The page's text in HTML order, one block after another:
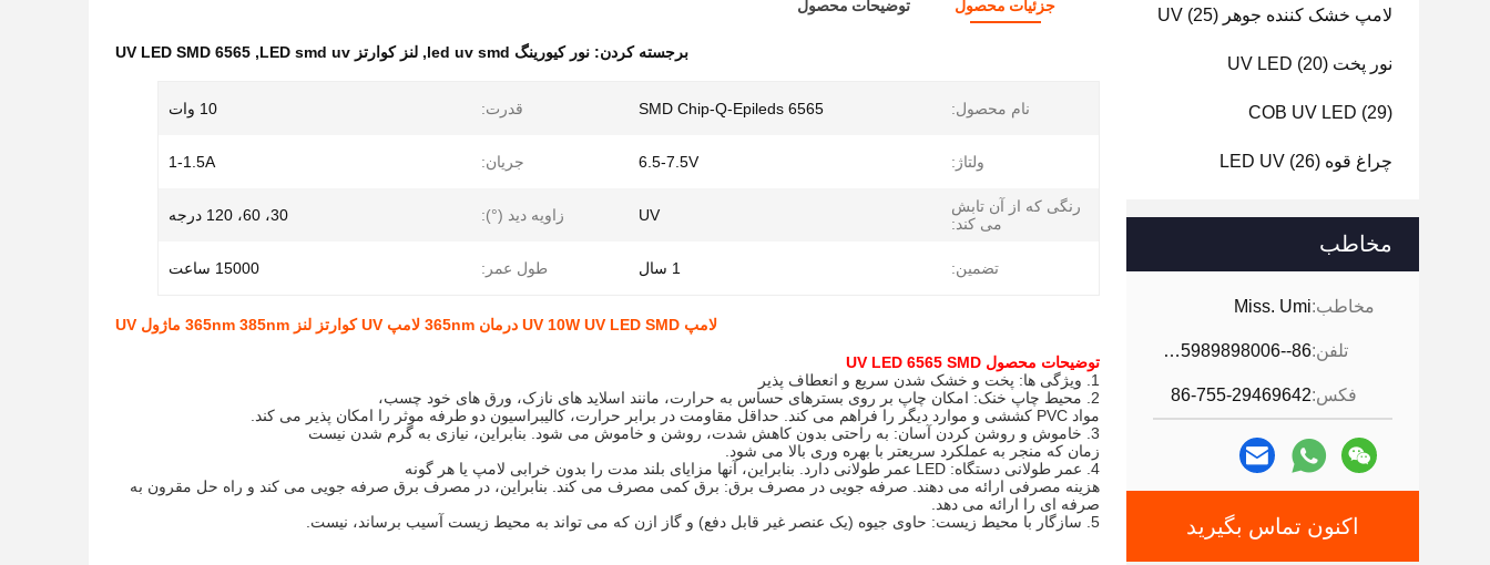
لامپ خشک کننده جوهر UV (25)
نور پخت UV LED (20)
COB UV LED (29)
چراغ قوه LED UV (26)
مخاطب
مخاطب:Miss. Umi
تلفن: 86--18926468268-15989898006
فکس:86-755-29469642
اکنون تماس بگیرید
جزئیات محصول توضیحات محصول
برجسته کردن: نور کیورینگ led uv smd , لنز کوارتز LED smd uv ,
UV LED SMD 6565
نام محصول: 6565 SMD Chip-Q-Epileds قدرت: 10 وات
ولتاژ: 6.5-7.5V جریان: 1-1.5A
رنگی که از آن تابش
می کند:
UV زاویه دید (°): 30، 60، 120 درجه
تضمین: 1 سال طول عمر: 15000 ساعت
لامپ UV 10W UV LED SMD درمان 365nm لامپ UV کوارتز لنز 365nm 385nm ماژول UV
توضیحات محصول UV LED 6565 SMD
1. ویژگی ها: پخت و خشک شدن سریع و انعطاف پذیر
2. محیط چاپ خنک: امکان چاپ بر روی بسترهای حساس به حرارت، مانند اسلاید های نازک، ورق های خود چسب،
مواد PVC کششی و موارد دیگر را فراهم می کند. حداقل مقاومت در برابر حرارت، کالیبراسیون دو طرفه موثر را امکان پذیر می کند.
3. خاموش و روشن کردن آسان: به راحتی بدون کاهش شدت، روشن و خاموش می شود. بنابراین، نیازی به گرم شدن نیست
زمان که منجر به عملکرد سریعتر با بهره وری بالا می شود.
4. عمر طولانی دستگاه: LED عمر طولانی دارد. بنابراین، آنها مزایای بلند مدت را بدون خرابی لامپ یا هر گونه
هزینه مصرفی ارائه می دهند. صرفه جویی در مصرف برق: برق کمی مصرف می کند. بنابراین، در مصرف برق صرفه جویی می کند و راه حل مقرون به
صرفه ای را ارائه می دهد.
5. سازگار با محیط زیست: حاوی جیوه (یک عنصر غیر قابل دفع) و گاز ازن که می تواند به محیط زیست آسیب برساند، نیست.